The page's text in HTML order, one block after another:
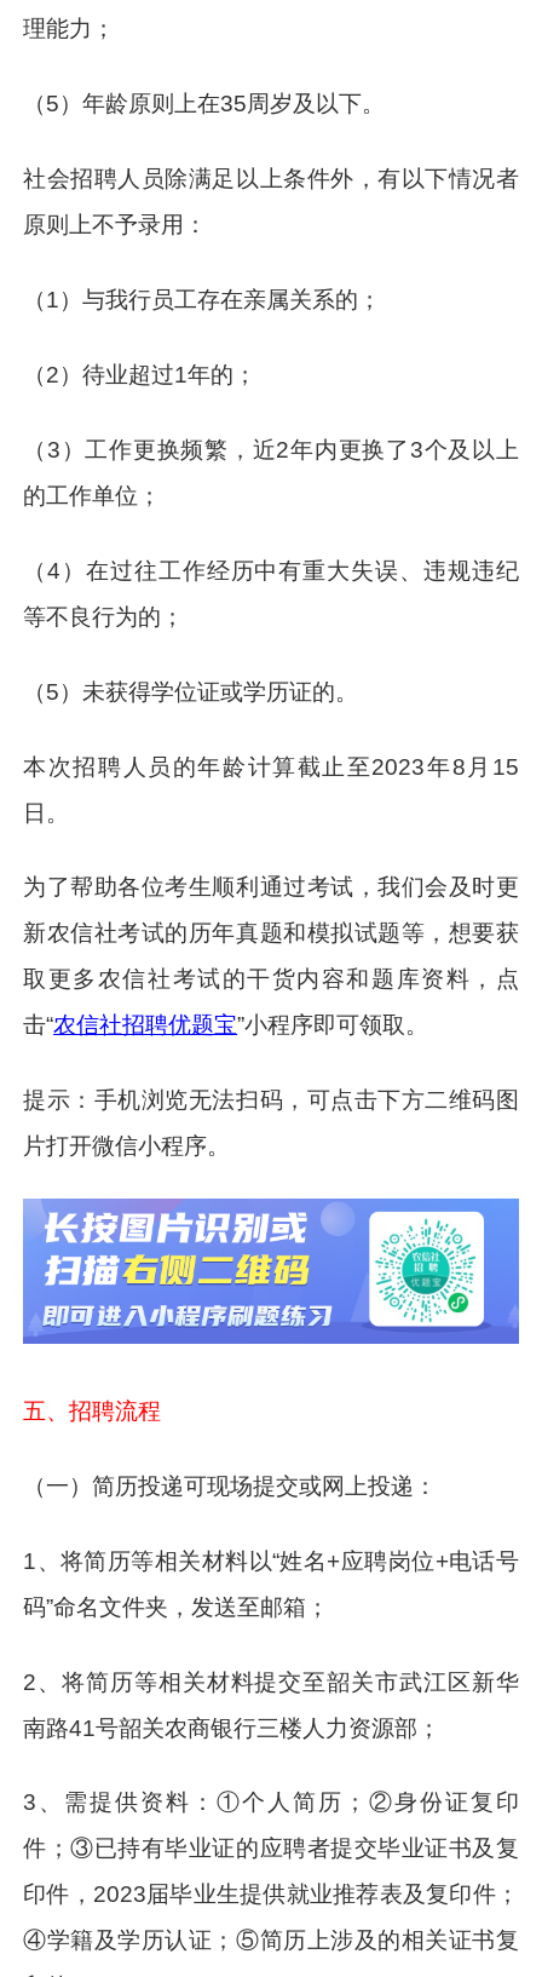
理能力；
（5）年龄原则上在35周岁及以下。
社会招聘人员除满足以上条件外，有以下情况者
原则上不予录用：
（1）与我行员工存在亲属关系的；
（2）待业超过1年的；
（3）工作更换频繁，近2年内更换了3个及以上
的工作单位；
（4）在过往工作经历中有重大失误、违规违纪
等不良行为的；
（5）未获得学位证或学历证的。
本次招聘人员的年龄计算截止至2023年8月15
日。
为了帮助各位考生顺利通过考试，我们会及时更
新农信社考试的历年真题和模拟试题等，想要获
取更多农信社考试的干货内容和题库资料，点
击“农信社招聘优题宝”小程序即可领取。
提示：手机浏览无法扫码，可点击下方二维码图
片打开微信小程序。
五、招聘流程
（一）简历投递可现场提交或网上投递：
1、将简历等相关材料以“姓名+应聘岗位+电话号
码”命名文件夹，发送至邮箱；
2、将简历等相关材料提交至韶关市武江区新华
南路41号韶关农商银行三楼人力资源部；
3、需提供资料：①个人简历；②身份证复印
件；③已持有毕业证的应聘者提交毕业证书及复
印件，2023届毕业生提供就业推荐表及复印件；
④学籍及学历认证；⑤简历上涉及的相关证书复